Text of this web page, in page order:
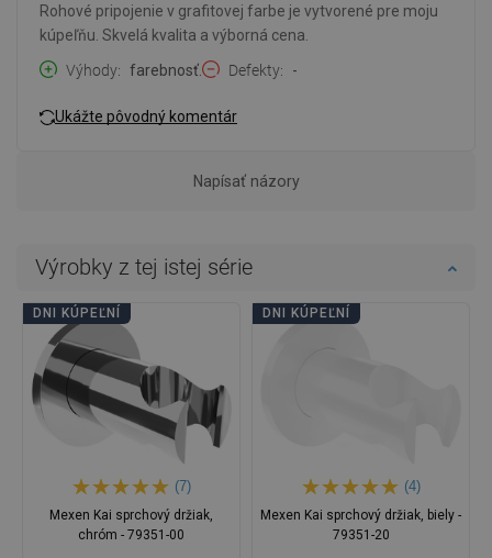
Rohové pripojenie v grafitovej farbe je vytvorené pre moju
kúpeľňu. Skvelá kvalita a výborná cena.
Výhody
farebnosť. Defekty -
Ukážte pôvodný komentár
Napísať názory
Výrobky z tej istej série
DNI KÚPEĽNÍ
(7)
Mexen Kai sprchový držiak,
chróm - 79351-00
DNI KÚPEĽNÍ
(4)
Mexen Kai sprchový držiak, biely -
79351-20